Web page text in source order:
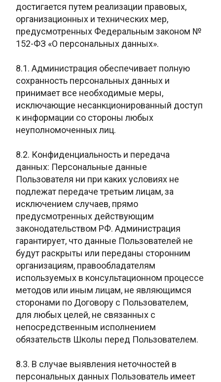
достигается путем реализации правовых,
организационных и технических мер,
предусмотренных Федеральным законом №
152-ФЗ «О персональных данных».
8.1. Администрация обеспечивает полную
сохранность персональных данных и
принимает все необходимые меры,
исключающие несанкционированный доступ
к информации со стороны любых
неуполномоченных лиц.
8.2. Конфиденциальность и передача
данных: Персональные данные
Пользователя ни при каких условиях не
подлежат передаче третьим лицам, за
исключением случаев, прямо
предусмотренных действующим
законодательством РФ. Администрация
гарантирует, что данные Пользователей не
будут раскрыты или переданы сторонним
организациям, правообладателям
используемых в консультационном процессе
методов или иным лицам, не являющимся
сторонами по Договору с Пользователем,
для любых целей, не связанных с
непосредственным исполнением
обязательств Школы перед Пользователем.
8.3. В случае выявления неточностей в
персональных данных Пользователь имеет